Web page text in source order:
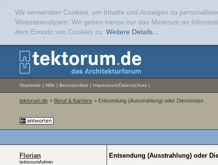
Wir verwenden Cookies, um Inhalte und Anzeigen zu
Websiteanalysen. Wir geben hierzu nur das Minimum an
dem Einsatz von Cookies zu. Weitere Details...
Startseite | Hilfe | Benutzerliste | Impressum/Datenschutz |
tektorum.de > Beruf & Karriere > Entsendung (Ausstrahlung) oder Dienstreise
Florian
tektorumAdmin
Entsendung (Ausstrahlung) oder